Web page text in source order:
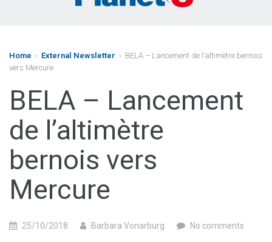
Home › External Newsletter › BELA – Lancement de l’altimètre bernois
vers Mercure
BELA – Lancement
de l’altimètre
bernois vers
Mercure
25/10/2018 Barbara Vonarburg No comments